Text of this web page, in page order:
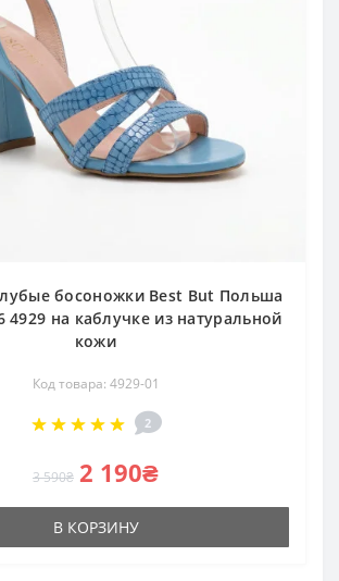
босоножки Best But Польша
4929 на каблучке из натуральной
кожи
Код товара: 4929-01
2
3 590₴ 2 190₴
В КОРЗИНУ